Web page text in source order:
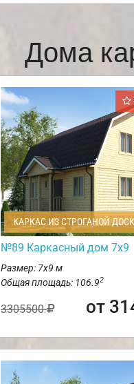
Дома
КАРКАС ИЗ СТРОГАНОЙ
№89 Каркасный дом 7х9
Размер: 7х9 м
Общая площадь: 106.92
3305500 от